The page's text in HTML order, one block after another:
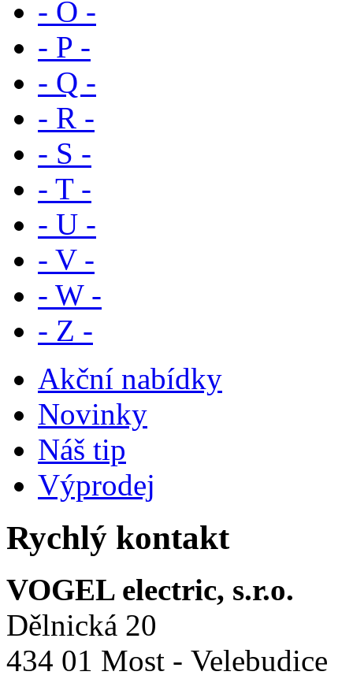
- O -
- P -
- Q -
- R -
- S -
- T -
- U -
- V -
- W -
- Z -
Akční nabídky
Novinky
Náš tip
Výprodej
Rychlý kontakt
VOGEL electric, s.r.o.
Dělnická 20
434 01 Most - Velebudice